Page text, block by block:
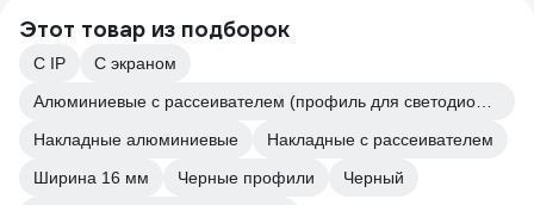
Этот товар из подборок
С IP
С экраном
Накладные алюминиевые
Накладные с рассеивателем
Ширина 16 мм
Черные профили
Черный